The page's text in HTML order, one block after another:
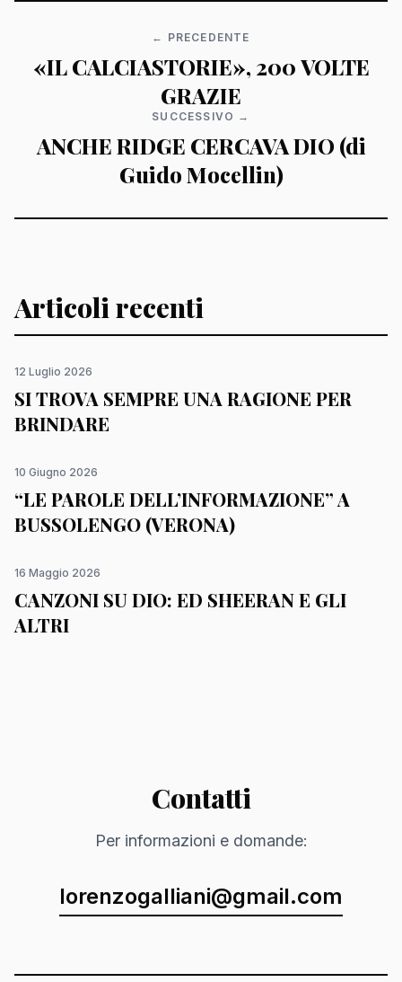
← PRECEDENTE
«IL CALCIASTORIE», 200 VOLTE
GRAZIE
SUCCESSIVO →
ANCHE RIDGE CERCAVA DIO (di
Guido Mocellin)
Articoli recenti
12 Luglio 2026
SI TROVA SEMPRE UNA RAGIONE PER
BRINDARE
10 Giugno 2026
“LE PAROLE DELL’INFORMAZIONE” A
BUSSOLENGO (VERONA)
16 Maggio 2026
CANZONI SU DIO: ED SHEERAN E GLI
ALTRI
Contatti
Per informazioni e domande:
lorenzogalliani@gmail.com